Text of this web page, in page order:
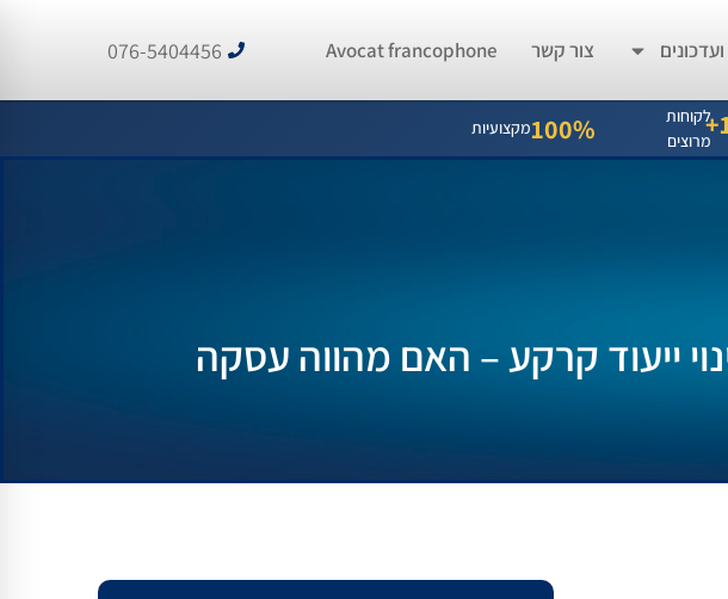
צור קשר Avocat francophone
076-5404456
לקוחות
מרוצים
100%מקצועיות
ייעוד קרקע – האם מהווה עסקה